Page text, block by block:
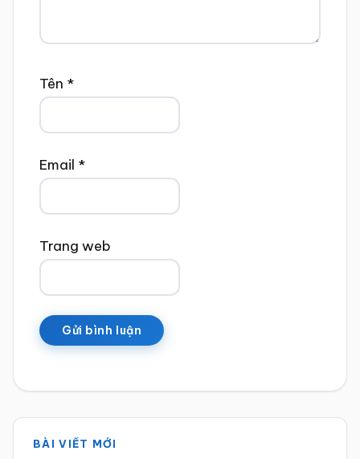
Tên *
Email *
Trang web
Sidebar
BÀI VIẾT MỚI